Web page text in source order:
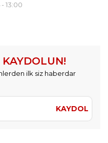
13:00
KAYDOLUN!
ilk siz haberdar
KAYDOL